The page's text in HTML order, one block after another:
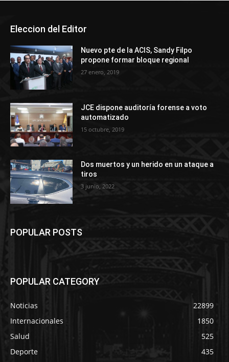
Eleccion del Editor
Nuevo pte de la ACIS, Sandy Filpo
propone formar bloque regional
27 enero, 2019
JCE dispone auditoría forense a voto
automatizado
15 octubre, 2019
Dos muertos y un herido en un ataque a
tiros
3 junio, 2022
POPULAR POSTS
POPULAR CATEGORY
Noticias
22899
Internacionales
1850
Salud
525
Deporte
435